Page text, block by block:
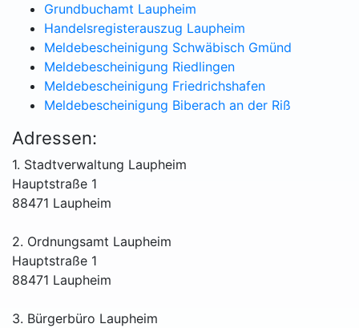
Grundbuchamt Laupheim
Handelsregisterauszug Laupheim
Meldebescheinigung Schwäbisch Gmünd
Meldebescheinigung Riedlingen
Meldebescheinigung Friedrichshafen
Meldebescheinigung Biberach an der Riß
Adressen:
1. Stadtverwaltung Laupheim
Hauptstraße 1
88471 Laupheim
2. Ordnungsamt Laupheim
Hauptstraße 1
88471 Laupheim
3. Bürgerbüro Laupheim